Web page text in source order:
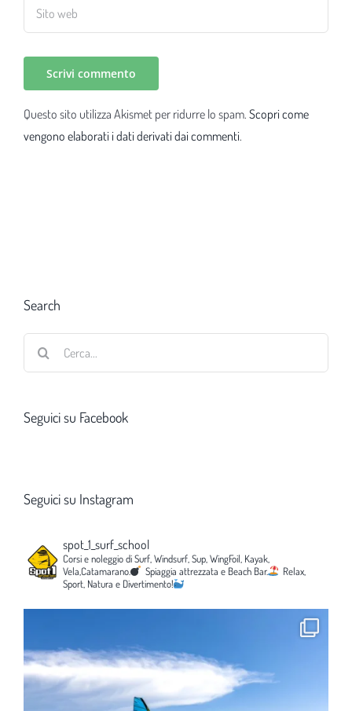
Questo sito utilizza Akismet per ridurre lo spam. Scopri come
vengono elaborati i dati derivati dai commenti.
Search
Seguici su Facebook
Seguici su Instagram
spot_1_surf_school
Corsi e noleggio di Surf, Windsurf, Sup, WingFoil, Kayak,
Vela,Catamarano.
Spiaggia attrezzata e Beach Bar.
Relax,
Sport, Natura e Divertimento!